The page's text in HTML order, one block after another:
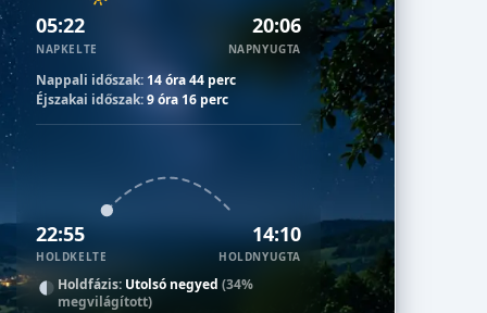
05:22
NAPKELTE
20:06
NAPNYUGTA
Nappali időszak: 14 óra 44 perc
Éjszakai időszak:9 óra 16 perc
22:55
HOLDKELTE
14:10
HOLDNYUGTA
Holdfázis: Utolsó negyed (34%
megvilágított)